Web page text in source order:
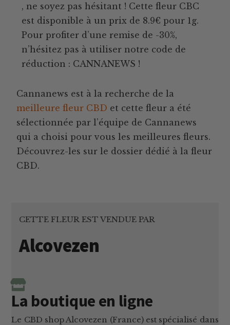
, ne soyez pas hésitant ! Cette fleur CBC
est disponible à un prix de 8.9€ pour 1g.
Pour profiter d’une remise de -30%,
n’hésitez pas à utiliser notre code de
réduction : CANNANEWS !
Cannanews est à la recherche de la
meilleure fleur CBD et cette fleur a été
sélectionnée par l’équipe de Cannanews
qui a choisi pour vous les meilleures fleurs.
Découvrez-les sur le dossier dédié à la fleur
CBD.
CETTE FLEUR EST VENDUE PAR
Alcovezen
La boutique en ligne
Le CBD shop Alcovezen (France) est spécialisé dans